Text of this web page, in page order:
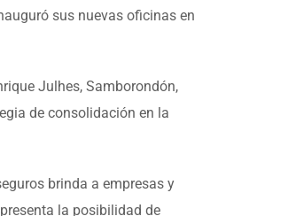
sus nuevas oficinas en
Julhes, Samborondón,
de consolidación en la
brinda a empresas y
la posibilidad de